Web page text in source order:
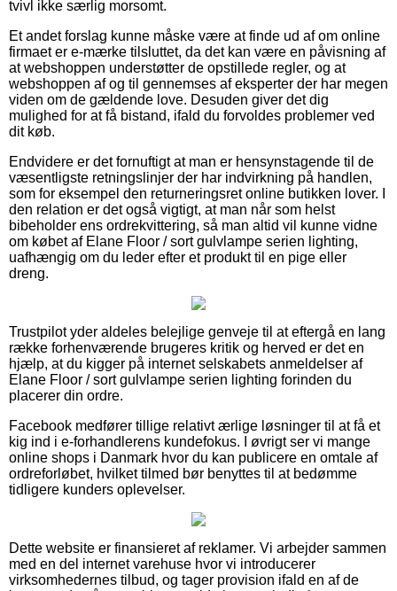
tvivl ikke særlig morsomt.
Et andet forslag kunne måske være at finde ud af om online
firmaet er e-mærke tilsluttet, da det kan være en påvisning af
at webshoppen understøtter de opstillede regler, og at
webshoppen af og til gennemses af eksperter der har megen
viden om de gældende love. Desuden giver det dig
mulighed for at få bistand, ifald du forvoldes problemer ved
dit køb.
Endvidere er det fornuftigt at man er hensynstagende til de
væsentligste retningslinjer der har indvirkning på handlen,
som for eksempel den returneringsret online butikken lover. I
den relation er det også vigtigt, at man når som helst
bibeholder ens ordrekvittering, så man altid vil kunne vidne
om købet af Elane Floor / sort gulvlampe serien lighting,
uafhængig om du leder efter et produkt til en pige eller
dreng.
Trustpilot yder aldeles belejlige genveje til at eftergå en lang
række forhenværende brugeres kritik og herved er det en
hjælp, at du kigger på internet selskabets anmeldelser af
Elane Floor / sort gulvlampe serien lighting forinden du
placerer din ordre.
Facebook medfører tillige relativt ærlige løsninger til at få et
kig ind i e-forhandlerens kundefokus. I øvrigt ser vi mange
online shops i Danmark hvor du kan publicere en omtale af
ordreforløbet, hvilket tilmed bør benyttes til at bedømme
tidligere kunders oplevelser.
Dette website er finansieret af reklamer. Vi arbejder sammen
med en del internet varehuse hvor vi introducerer
virksomhedernes tilbud, og tager provision ifald en af de